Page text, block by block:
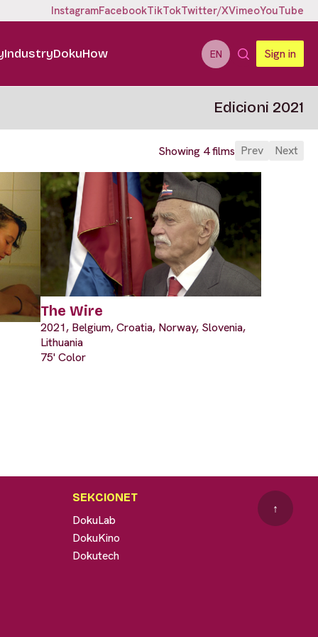
InstagramFacebookTikTokTwitter/XVimeoYouTube
IndustryDokuHow EN Sign in
Edicioni 2021
Showing 4 films Prev Next
The Wire
2021, Belgium, Croatia, Norway, Slovenia,
Lithuania
75' Color
SEKCIONET
DokuLab
DokuKino
Dokutech
↑